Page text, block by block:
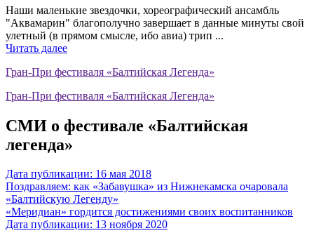
Наши маленькие звездочки, хореографический ансамбль
"Аквамарин" благополучно завершает в данные минуты свой
улетный (в прямом смысле, ибо авиа) трип ...
Читать далее
Гран-При фестиваля «Балтийская Легенда»
Гран-При фестиваля «Балтийская Легенда»
СМИ о фестивале «Балтийская
легенда»
Дата публикации: 16 мая 2018
Поздравляем: как «Забавушка» из Нижнекамска очаровала
«Балтийскую Легенду»
«Меридиан» гордится достижениями своих воспитанников
Дата публикации: 13 ноября 2020